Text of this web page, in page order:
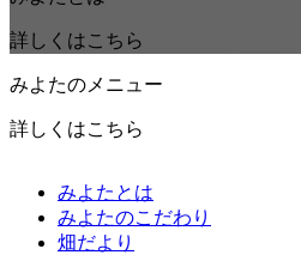
詳しくはこちら
みよたのメニュー
詳しくはこちら
みよたとは
みよたのこだわり
畑だより